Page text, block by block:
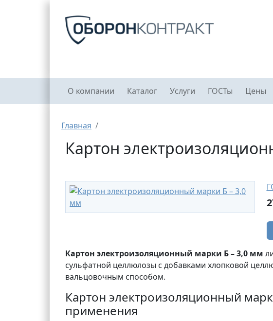
Главное меню
О компании Каталог Услуги ГОСТы Цены
Строка навигации
Главная
Картон
Картон электроизоляционный марки Б – 3,0 мм
сульфатной целлюлозы с добавками хлопковой
вальцовочным способом.
Картон электроизоляционный
применения